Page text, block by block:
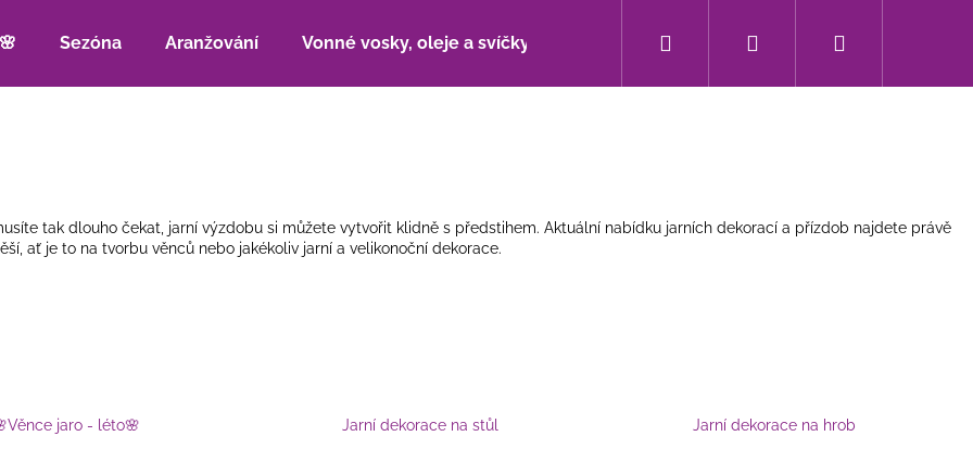
Sezóna Aranžování Vonné vosky, oleje a svíčky Bytové doplňky Sezónní novinky
Přihlášení
tak dlouho čekat, jarní výzdobu si můžete vytvořit klidně s předstihem. Aktuální nabídku jarních dekorací a přízdob najdete právě
ať je to na tvorbu věnců nebo jakékoliv jarní a velikonoční dekorace.
jaro - léto🌸 Jarní dekorace na stůl Jarní dekorace na hrob